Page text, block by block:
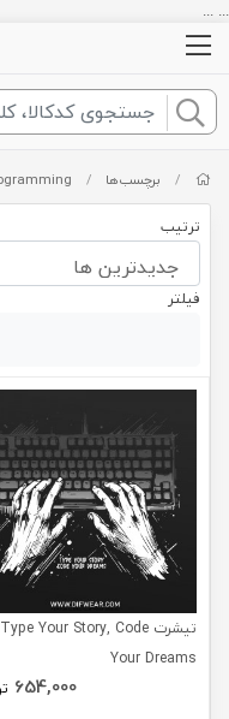
... ...
/ برچسب‌ها /
ترتیب
فیلتر
تیشرت Type Your Story, Code
Your Dreams
654,000